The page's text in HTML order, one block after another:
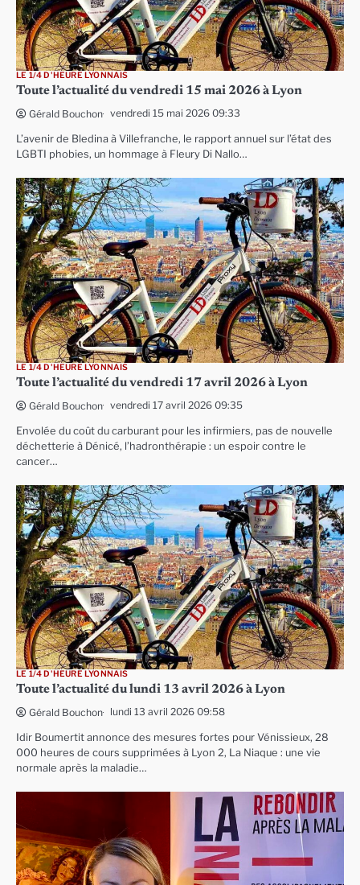
LE 1/4 D'HEURE LYONNAIS
Toute l’actualité du vendredi 15 mai 2026 à Lyon
Gérald Bouchon vendredi 15 mai 2026 09:33
L’avenir de Bledina à Villefranche, le rapport annuel sur l’état des
LGBTI phobies, un hommage à Fleury Di Nallo…
LE 1/4 D'HEURE LYONNAIS
Toute l’actualité du vendredi 17 avril 2026 à Lyon
Gérald Bouchon vendredi 17 avril 2026 09:35
Envolée du coût du carburant pour les infirmiers, pas de nouvelle
déchetterie à Dénicé, l’hadronthérapie : un espoir contre le
cancer…
LE 1/4 D'HEURE LYONNAIS
Toute l’actualité du lundi 13 avril 2026 à Lyon
Gérald Bouchon lundi 13 avril 2026 09:58
Idir Boumertit annonce des mesures fortes pour Vénissieux, 28
000 heures de cours supprimées à Lyon 2, La Niaque : une vie
normale après la maladie…